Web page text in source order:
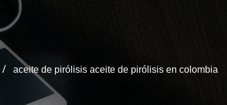
aceite de pirólisis aceite de pirólisis en colombia